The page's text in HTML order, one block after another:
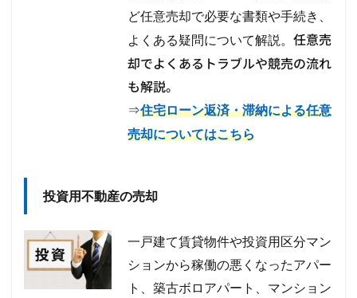
ど任意売却で必要な書類や手続き、
よくある疑問について解説。任意売
却でよくあるトラブルや競売の流れ
も解説。
⇒住宅ローン返済・滞納による任意
売却についてはこちら
投資用不動産の売却
一戸建て賃貸物件や投資用区分マン
ションから稼働の悪くなったアパー
ト、築古ボロアパート、マンション